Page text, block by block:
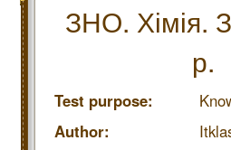
ЗНО. Хімія.
р.
Test purpose:
Author: